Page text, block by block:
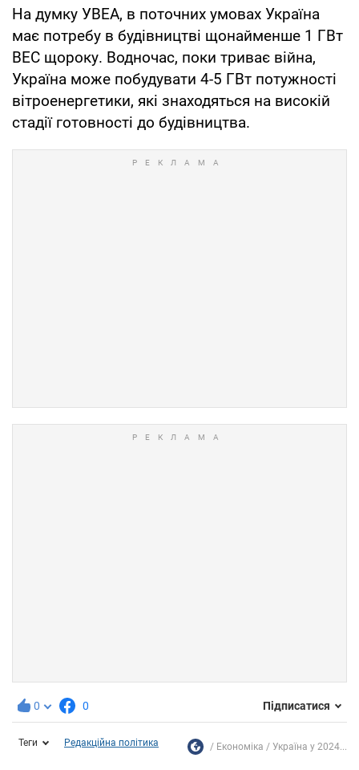
На думку УВЕА, в поточних умовах Україна
має потребу в будівництві щонайменше 1 ГВт
ВЕС щороку. Водночас, поки триває війна,
Україна може побудувати 4-5 ГВт потужності
вітроенергетики, які знаходяться на високій
стадії готовності до будівництва.
0 0 Підписатися
Теги Редакційна політика Економіка Україна у 2024...